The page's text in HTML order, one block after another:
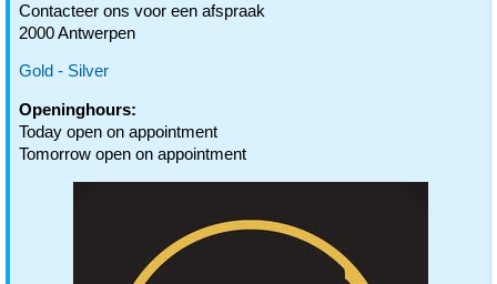
Contacteer ons voor een afspraak
2000 Antwerpen
Gold - Silver
Openinghours:
Today open on appointment
Tomorrow open on appointment